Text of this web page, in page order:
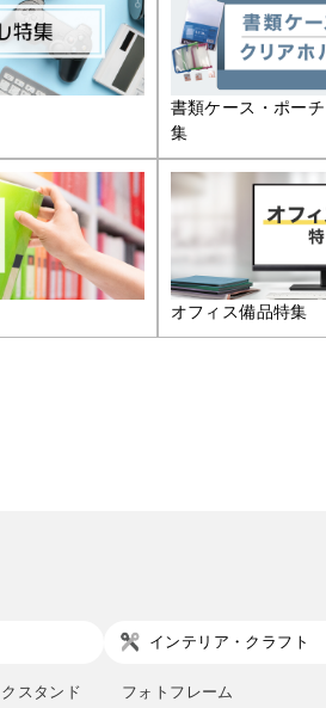
書類ケース・ポー
集
オフィス備品特集
スタンド
インテリア・クラフト
フォトフレーム